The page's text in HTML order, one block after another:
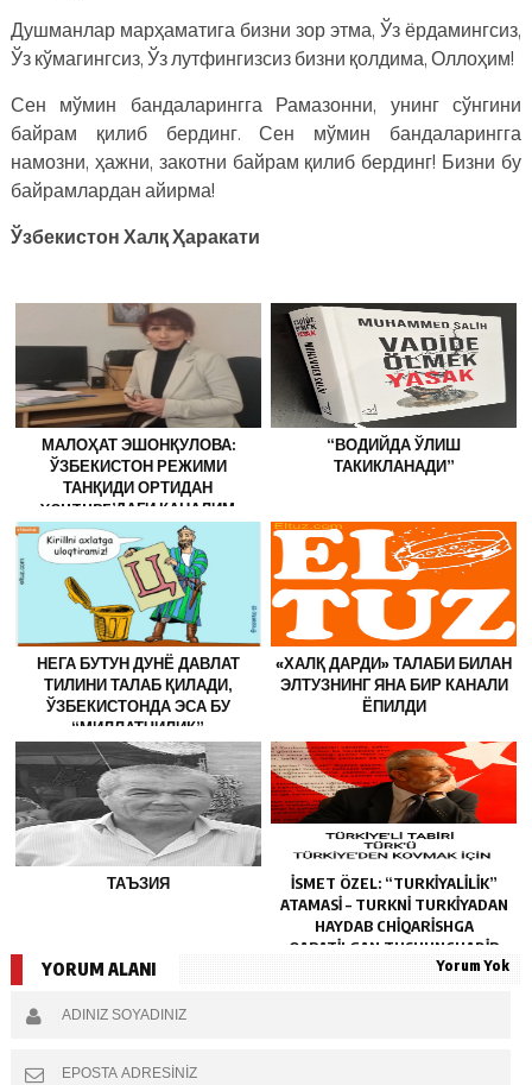
Душманлар марҳаматига бизни зор этма, Ўз ёрдамингсиз,
Ўз кўмагингсиз, Ўз лутфингизсиз бизни қолдима, Оллоҳим!
Сен мўмин бандаларингга Рамазонни, унинг сўнгини
байрам қилиб бердинг. Сен мўмин бандаларингга
намозни, ҳажни, закотни байрам қилиб бердинг! Бизни бу
байрамлардан айирма!
Ўзбекистон Халқ Ҳаракати
МАЛОҲАТ ЭШОНҚУЛОВА:
ЎЗБЕКИСТОН РЕЖИМИ
ТАНҚИДИ ОРТИДАН
YOUTUBE’ДАГИ КАНАЛИМ
ЁПИЛДИ
“ВОДИЙДА ЎЛИШ
ТАКИКЛАНАДИ”
НЕГА БУТУН ДУНЁ ДАВЛАТ
ТИЛИНИ ТАЛАБ ҚИЛАДИ,
ЎЗБЕКИСТОНДА ЭСА БУ
“МИЛЛАТЧИЛИК”
ҲИСОБЛАНАДИ?
«ХАЛҚ ДАРДИ» ТАЛАБИ БИЛАН
ЭЛТУЗНИНГ ЯНА БИР КАНАЛИ
ЁПИЛДИ
ТАЪЗИЯ
İSMET ÖZEL: “TURKIYALILIK”
ATAMASI – TURKNI TURKIYADAN
HAYDAB CHIQARISHGA
QARATILGAN TUSHUNCHADIR
YORUM ALANI Yorum Yok